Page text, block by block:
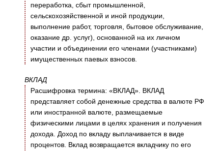
переработка, сбыт промышленной,
сельскохозяйственной и иной продукции,
выполнение работ, торговля, бытовое обслуживание,
оказание др. услуг), основанной на их личном
участии и объединении его членами (участниками)
имущественных паевых взносов.
ВКЛАД
Расшифровка термина: «ВКЛАД». ВКЛАД
представляет собой денежные средства в валюте РФ
или иностранной валюте, размещаемые
физическими лицами в целях хранения и получения
дохода. Доход по вкладу выплачивается в виде
процентов. Вклад возвращается вкладчику по его